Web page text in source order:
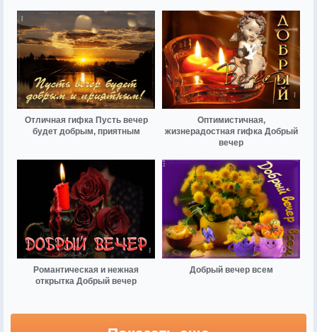
Отличная гифка Пусть вечер
будет добрым, приятным
Оптимистичная,
жизнерадостная гифка Добрый
вечер
Романтическая и нежная
открытка Добрый вечер
Добрый вечер всем